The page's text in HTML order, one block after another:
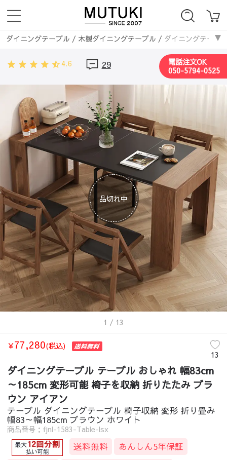
ダイニングテーブル / 木製ダイニングテーブル / ダイニングテーブ
ダイニングテーブル/ 正方形 /ダイニングテーブル テーブル おし
ダイニングテーブル テーブル おし
ダイニングテーブル/折り畳み式
ダイニングテーブル テーブル
テーブル・机/ダイニングテーブル
ダイニングテーブル テーブ
テーブル・机/ダイニングセット/ダイニングテーブル テーブル
4.6 29
電話注文OK
050-5794-0525
品切れ中
1 / 13
￥77,280(税込)
13
ダイニングテーブル テーブル おしゃれ 幅83cm
～185cm 変形可能 椅子を収納 折りたたみ ブラ
ウン アイアン
テーブル ダイニングテーブル 椅子収納 変形 折り畳み
幅83～幅185cm ブラウン ホワイト
商品番号：fjnl-1583-Table-lsx
送料無料
あんしん5年保証